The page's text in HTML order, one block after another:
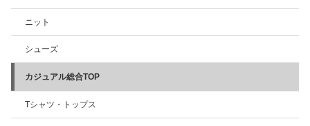
ニット
シューズ
カジュアル総合TOP
Tシャツ・トップス